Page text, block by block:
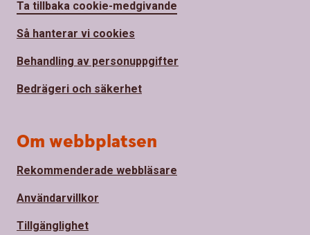
Ta tillbaka cookie-medgivande
Så hanterar vi cookies
Behandling av personuppgifter
Bedrägeri och säkerhet
Om webbplatsen
Rekommenderade webbläsare
Användarvillkor
Tillgänglighet